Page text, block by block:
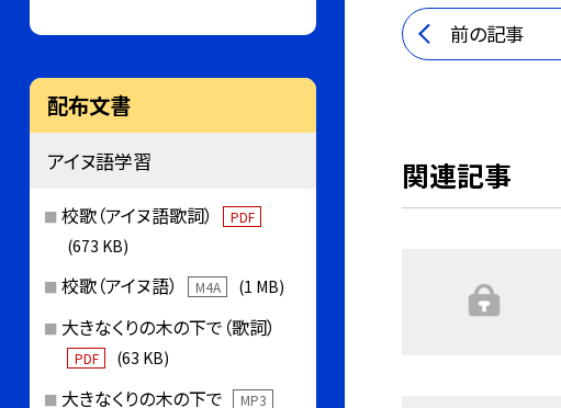
前の記事
関連記事
配布文書
アイヌ語学習
校歌（アイヌ語歌詞） PDF
(673 KB)
校歌（アイヌ語） M4A (1 MB)
大きなくりの木の下で（歌詞）
PDF (63 KB)
大きなくりの木の下で MP3